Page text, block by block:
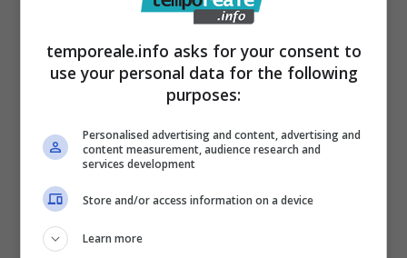
conclude affermando: “Ha condiviso il suo
viaggio per aumentare la consapevolezza e
ispirare gli altri. Riposa in pace Linda, ci
mancherai profondamente”.
Lutto improvviso, chi era
Linda Nolan
L’attrice Coleen Nolan, sorella di Linda, ha
temporeale.info asks for your consent to
use your personal data for the following
purposes:
Personalised advertising and content, advertising and
content measurement, audience research and
services development
Store and/or access information on a device
Learn more